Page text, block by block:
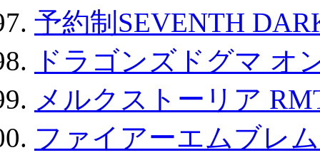
予約制SEVENTH
ドラゴンズドグマ オ
メルクストーリア
ファイアーエムブレ